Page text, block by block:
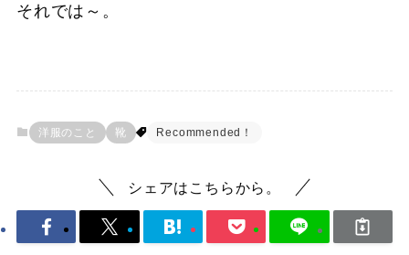
それでは～。
洋服のこと 靴 Recommended！
シェアはこちらから。